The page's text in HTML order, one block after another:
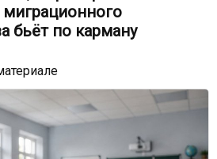
бьёт по карману